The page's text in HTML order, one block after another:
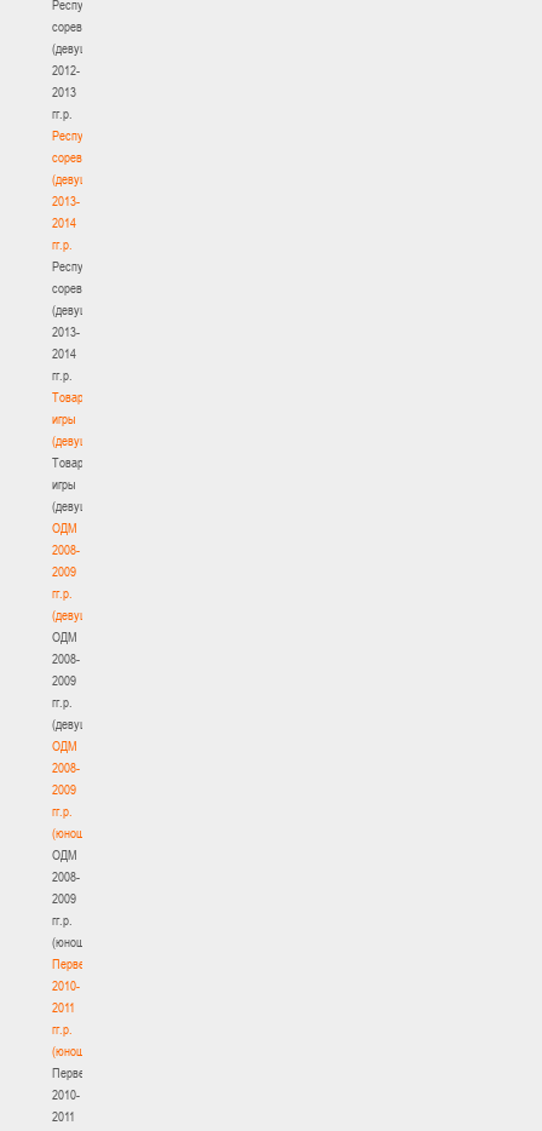
Республиканские
соревнования
(девушки)
2012-
2013
гг.р.
Республиканские
соревнования
(девушки)
2013-
2014
гг.р.
Республиканские
соревнования
(девушки)
2013-
2014
гг.р.
Товарищеские
игры
(девушки)
Товарищеские
игры
(девушки)
ОДМ
2008-
2009
гг.р.
(девушки)
ОДМ
2008-
2009
гг.р.
(девушки)
ОДМ
2008-
2009
гг.р.
(юноши)
ОДМ
2008-
2009
гг.р.
(юноши)
Первенство
2010-
2011
гг.р.
(юноши)
Первенство
2010-
2011